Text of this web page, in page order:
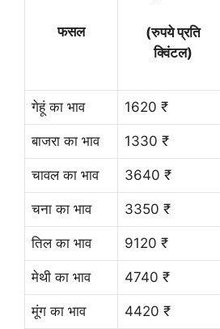
फसल
(रुपये प्रति
क्विंटल)
गेहूं का भाव 1620 ₹
बाजरा का भाव 1330 ₹
चावल का भाव 3640 ₹
चना का भाव 3350 ₹
तिल का भाव 9120 ₹
मेथी का भाव 4740 ₹
मूंग का भाव 4420 ₹